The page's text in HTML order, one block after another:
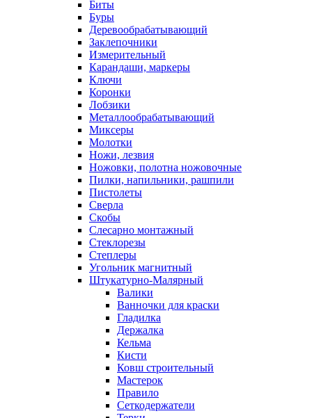
Биты
Буры
Деревообрабатывающий
Заклепочники
Измерительный
Карандаши, маркеры
Ключи
Коронки
Лобзики
Металлообрабатывающий
Миксеры
Молотки
Ножи, лезвия
Ножовки, полотна ножовочные
Пилки, напильники, рашпили
Пистолеты
Сверла
Скобы
Слесарно монтажный
Стеклорезы
Степлеры
Угольник магнитный
Штукатурно-Малярный
Валики
Ванночки для краски
Гладилка
Держалка
Кельма
Кисти
Ковш строительный
Мастерок
Правило
Сеткодержатели